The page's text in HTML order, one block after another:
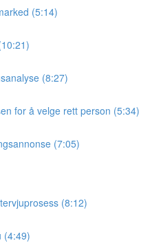
(5:14)
(8:27)
for å velge rett person (5:34)
(7:05)
(8:12)
(4:49)